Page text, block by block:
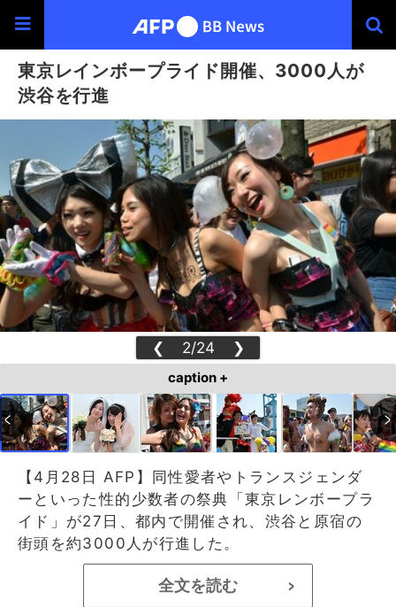
東京レインボープライド開催、3000人が
渋谷を行進
❮ 2/24 ❯
caption +
【4月28日 AFP】同性愛者やトランスジェンダ
ーといった性的少数者の祭典「東京レンボープラ
イド」が27日、都内で開催され、渋谷と原宿の
街頭を約3000人が行進した。
全文を読む >